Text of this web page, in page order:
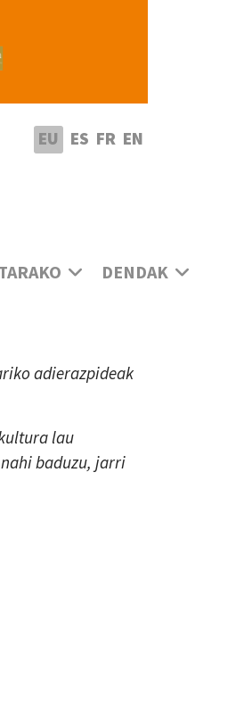
EU ES FR EN
DENDAK
adierazpideak
lau
baduzu, jarri